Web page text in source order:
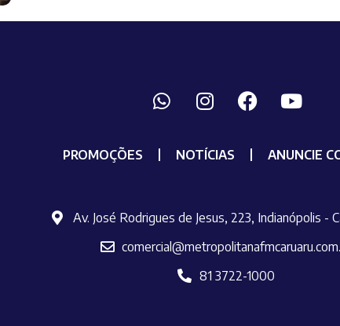
PROMOÇÕES NOTÍCIAS ANUNCIE
Av. José Rodrigues de Jesus, 223, Indianópolis -
81 3722-1000